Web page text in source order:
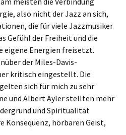
also nicht der Jazz an sich,
die für viele Jazzmusiker
Gefühl der Freiheit und die
eigene Energien freisetzt.
der Miles-Davis-
kritisch eingestellt. Die
sich für mich zu sehr
und Albert Ayler stellten mehr
und Spiritualität
Konsequenz, hörbaren Geist,